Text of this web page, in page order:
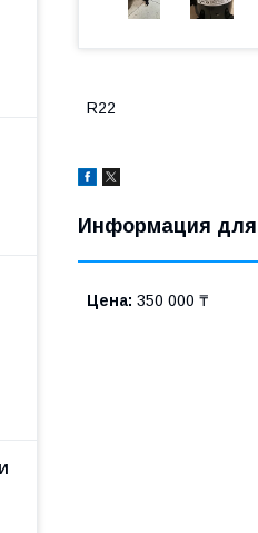
R22
Информация для
Цена: 350 000 ₸